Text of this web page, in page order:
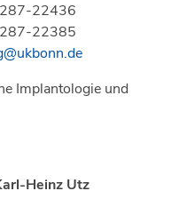
22436
22385
Implantologie und
Heinz Utz